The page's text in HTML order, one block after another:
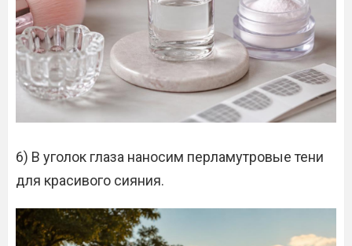
6) В уголок глаза наносим перламутровые тени
для красивого сияния.